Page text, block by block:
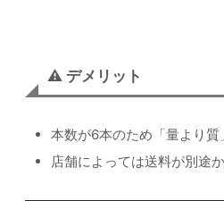
⚠️ デメリット
本数が6本のため「量より質
店舗によっては送料が別途